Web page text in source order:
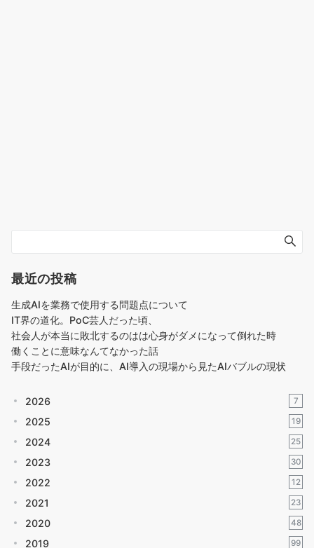
最近の投稿
生成AIを業務で使用する問題点について
IT界の道化。PoC芸人だった頃、
社会人が本当に敗北するのはは心身がダメになって倒れた時
働くことに意味なんてなかった話
手段だったAIが目的に、AI導入の現場から見たAIバブルの現状
2026 7
2025 19
2024 25
2023 30
2022 12
2021 23
2020 48
2019 99